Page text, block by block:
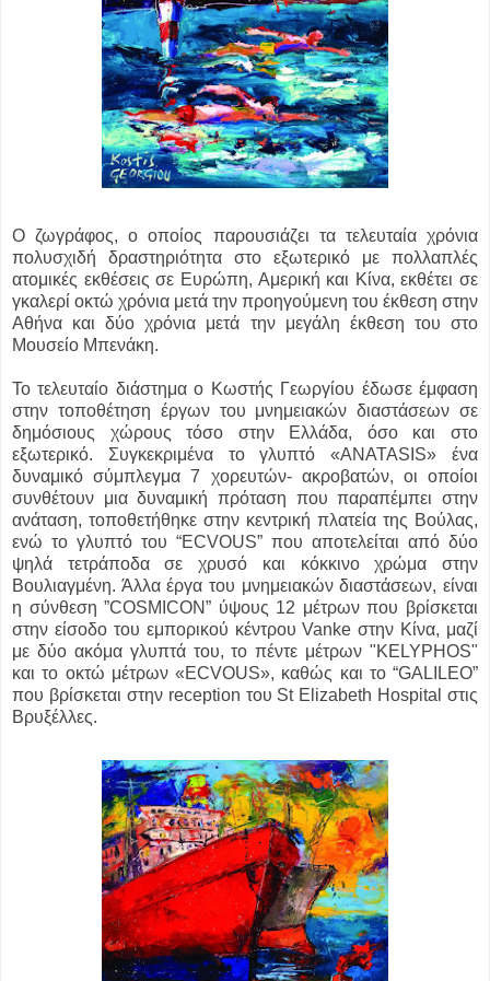
Ο ζωγράφος, ο οποίος παρουσιάζει τα τελευταία χρόνια
πολυσχιδή δραστηριότητα στο εξωτερικό με πολλαπλές
ατομικές εκθέσεις σε Ευρώπη, Αμερική και Κίνα, εκθέτει σε
γκαλερί οκτώ χρόνια μετά την προηγούμενη του έκθεση στην
Αθήνα και δύο χρόνια μετά την μεγάλη έκθεση του στο
Μουσείο Μπενάκη.
Το τελευταίο διάστημα ο Κωστής Γεωργίου έδωσε έμφαση
στην τοποθέτηση έργων του μνημειακών διαστάσεων σε
δημόσιους χώρους τόσο στην Ελλάδα, όσο και στο
εξωτερικό. Συγκεκριμένα το γλυπτό «ANATASIS» ένα
δυναμικό σύμπλεγμα 7 χορευτών- ακροβατών, οι οποίοι
συνθέτουν μια δυναμική πρόταση που παραπέμπει στην
ανάταση, τοποθετήθηκε στην κεντρική πλατεία της Βούλας,
ενώ το γλυπτό του “ECVOUS” που αποτελείται από δύο
ψηλά τετράποδα σε χρυσό και κόκκινο χρώμα στην
Βουλιαγμένη. Άλλα έργα του μνημειακών διαστάσεων, είναι
η σύνθεση ”COSMICON” ύψους 12 μέτρων που βρίσκεται
στην είσοδο του εμπορικού κέντρου Vanke στην Κίνα, μαζί
με δύο ακόμα γλυπτά του, το πέντε μέτρων "KELYPHOS"
και το οκτώ μέτρων «ECVOUS», καθώς και το “GALILEO”
που βρίσκεται στην reception του St Elizabeth Hospital στις
Βρυξέλλες.